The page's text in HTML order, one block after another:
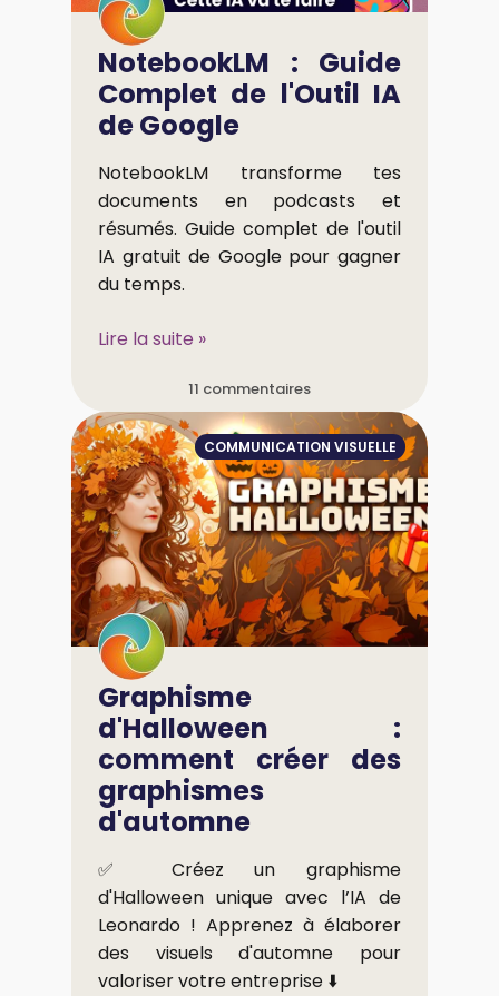
NotebookLM : Guide
Complet de l'Outil IA
de Google
NotebookLM transforme tes
documents en podcasts et
résumés. Guide complet de l'outil
IA gratuit de Google pour gagner
du temps.
Lire la suite »
11 commentaires
COMMUNICATION VISUELLE
Graphisme
d'Halloween :
comment créer des
graphismes
d'automne
✅ Créez un graphisme
d'Halloween unique avec l’IA de
Leonardo ! Apprenez à élaborer
des visuels d'automne pour
valoriser votre entreprise ⬇️